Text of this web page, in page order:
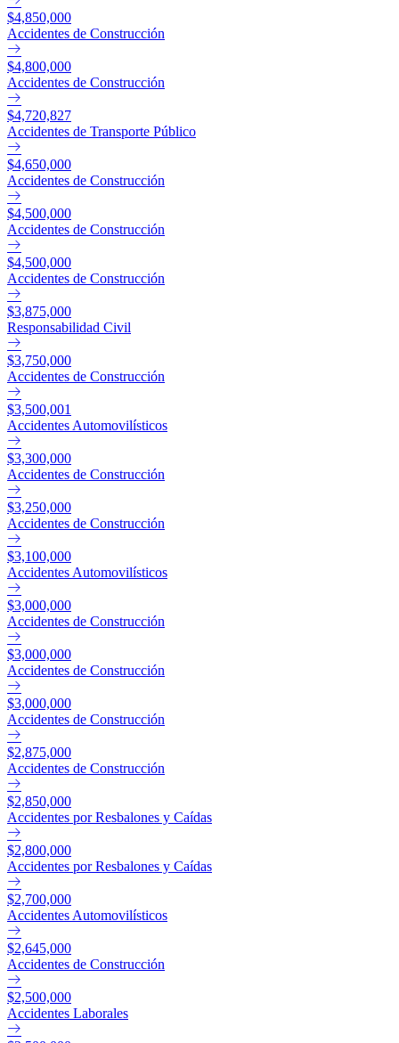
$4,850,000
Accidentes de Construcción
$4,800,000
Accidentes de Construcción
$4,720,827
Accidentes de Transporte Público
$4,650,000
Accidentes de Construcción
$4,500,000
Accidentes de Construcción
$4,500,000
Accidentes de Construcción
$3,875,000
Responsabilidad Civil
$3,750,000
Accidentes de Construcción
$3,500,001
Accidentes Automovilísticos
$3,300,000
Accidentes de Construcción
$3,250,000
Accidentes de Construcción
$3,100,000
Accidentes Automovilísticos
$3,000,000
Accidentes de Construcción
$3,000,000
Accidentes de Construcción
$3,000,000
Accidentes de Construcción
$2,875,000
Accidentes de Construcción
$2,850,000
Accidentes por Resbalones y Caídas
$2,800,000
Accidentes por Resbalones y Caídas
$2,700,000
Accidentes Automovilísticos
$2,645,000
Accidentes de Construcción
$2,500,000
Accidentes Laborales